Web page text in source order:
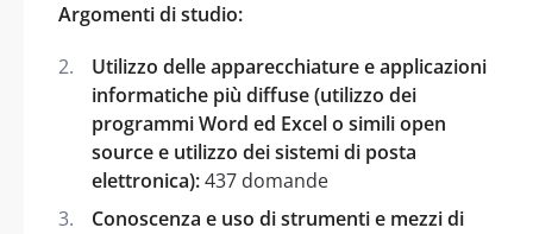
Argomenti di studio:
Utilizzo delle apparecchiature e applicazioni
informatiche più diffuse (utilizzo dei
programmi Word ed Excel o simili open
source e utilizzo dei sistemi di posta
elettronica):437 domande
Conoscenza e uso di strumenti e mezzi di